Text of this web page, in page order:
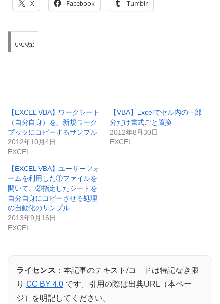
X Facebook Tumblr
いいね:
【EXCEL VBA】ワークシート
（自分自身）を、新規ワーク
ブックにコピーするサンプル
2012年10月4日
EXCEL
【VBA】Excelでセル内の一部
分だけ書式ごと置換
2012年8月30日
EXCEL
【EXCEL VBA】ユーザーフォ
ームを利用した①ファイルを
開いて、②指定したシートを
自分自身にコピーさせる処理
の自動化のサンプル
2013年9月16日
EXCEL
ライセンス ：本記事のテキスト/コードは特記なき限
り CC BY 4.0 です。引用の際は出典URL（本ペー
ジ）を明記してください。